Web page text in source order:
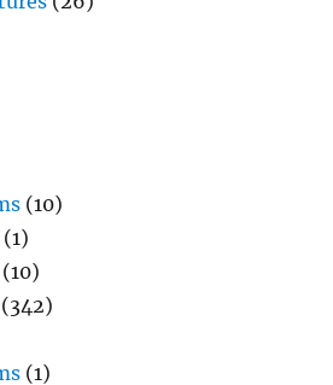
(10)
(1)
(10)
(342)
(1)